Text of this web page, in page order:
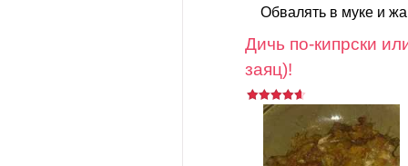
Обвалять в муке и
Дичь по-кипрски
заяц)!